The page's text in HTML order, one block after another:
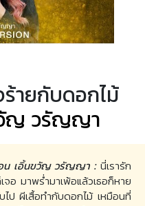
ร้ายกับดอกไม้
ญ วรัญญา
อน เอิ้นขวัญ วรัญญา : นี่เรารัก
จอ มาพร่ำมาเพ้อแล้วเธอก็หาย
ป ผีเสื้อทำกับดอกไม้ เหมือนที่